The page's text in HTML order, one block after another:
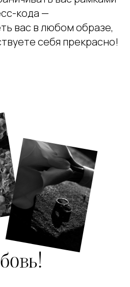
кода —
вас в любом образе,
себя прекрасно!